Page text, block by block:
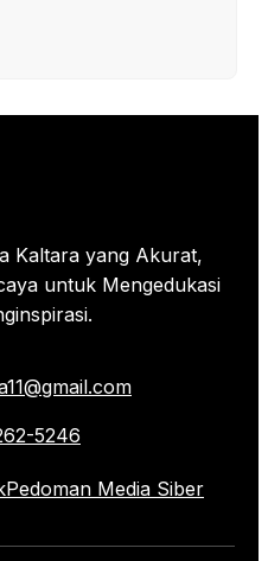
Kaltara yang Akurat,
untuk Mengedukasi
5246
Pedoman Media Siber